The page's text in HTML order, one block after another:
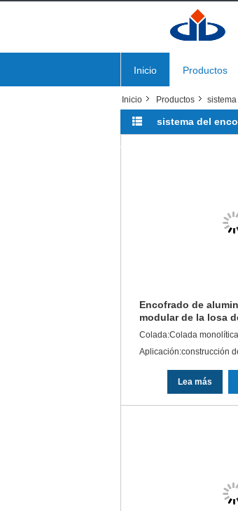
Inicio Productos
Inicio Productos
sistema del
Encofrado de
modular de la losa
del sistema
Colada:Colada monolítica
Aplicación:construcción
Lea más